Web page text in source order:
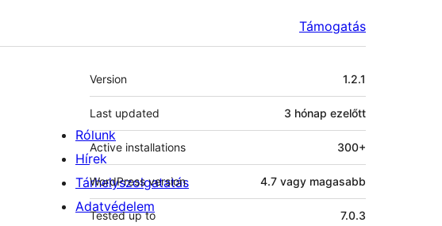
Támogatás
Meta
Version 1.2.1
Last updated 3 hónap ezelőtt
Active installations 300+
WordPress version 4.7 vagy magasabb
Tested up to 7.0.3
Rólunk
Hírek
Tárhelyszolgatatás
Adatvédelem